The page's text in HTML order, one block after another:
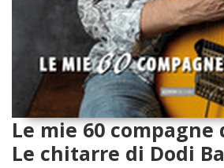
Le mie 60
Le chitarre di Dodi